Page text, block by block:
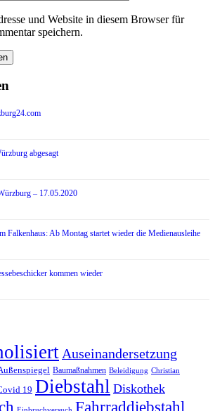
und Website in diesem Browser für
speichern.
abgesagt
– 17.05.2020
Falkenhaus: Ab Montag startet wieder die Medienausleihe
kommen wieder
Auseinandersetzung
Baumaßnahmen Beleidigung Christian
19 Diebstahl Diskothek
Fahrraddiebstahl